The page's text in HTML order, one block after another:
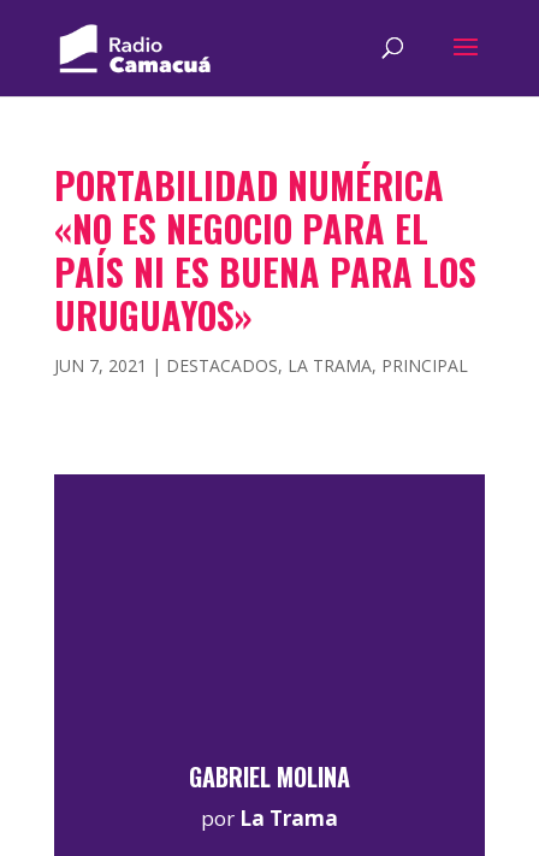
PORTABILIDAD NUMÉRICA
«NO ES NEGOCIO PARA EL
PAÍS NI ES BUENA PARA LOS
URUGUAYOS»
JUN 7, 2021 | DESTACADOS, LA TRAMA, PRINCIPAL
GABRIEL MOLINA
por La Trama